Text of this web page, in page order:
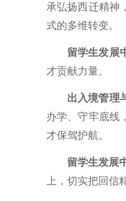
承弘扬西迁精神
式的多维转变。
留学生发展
才贡献力量。
出入境管理
办学、守牢底线
才保驾护航。
留学生发展
上，切实把回信